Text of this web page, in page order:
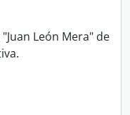
León Mera" de